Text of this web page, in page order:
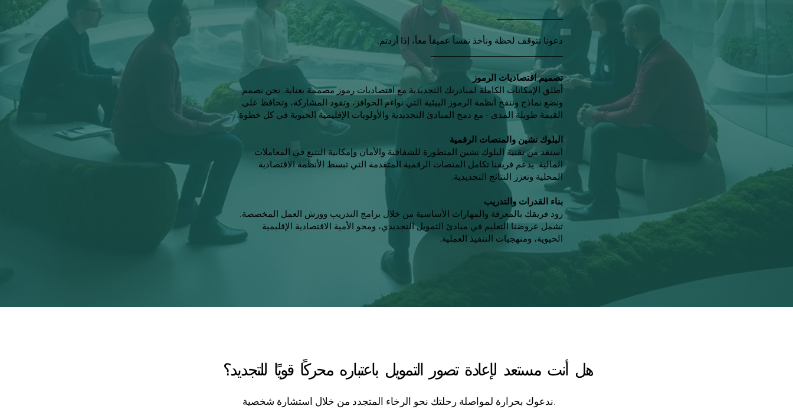
______________
دعونا نتوقف لحظة ونأخذ نفساً عميقاً معاً، إذا أردتم.
تصميم اقتصاديات الرموز
أطلق الإمكانات الكاملة لمبادرتك التجديدية مع اقتصاديات رموز مصممة بعناية. نحن نصمم
ونضع نماذج وننقح أنظمة الرموز البيئية التي تواءم الحوافز، وتقود المشاركة، وتحافظ على
القيمة طويلة المدى - مع دمج المبادئ التجديدية والأولويات الإقليمية الحيوية في كل خطوة.
البلوك تشين والمنصات الرقمية
استفد من تقنية البلوك تشين المتطورة للشفافية والأمان وإمكانية التتبع في المعاملات
المالية. يدعم فريقنا تكامل المنصات الرقمية المتقدمة التي تبسط الأنظمة الاقتصادية
المحلية وتعزز النتائج التجديدية.
بناء القدرات والتدريب
زود فريقك بالمعرفة والمهارات الأساسية من خلال برامج التدريب وورش العمل المخصصة.
تشمل عروضنا التعليم في مبادئ التمويل التجديدي، ومحو الأمية الاقتصادية الإقليمية
الحيوية، ومنهجيات التنفيذ العملية.
هل أنت مستعد لإعادة تصور التمويل باعتباره محركًا قويًا للتجديد؟
ندعوك بحرارة لمواصلة رحلتك نحو الرخاء المتجدد من خلال استشارة شخصية.